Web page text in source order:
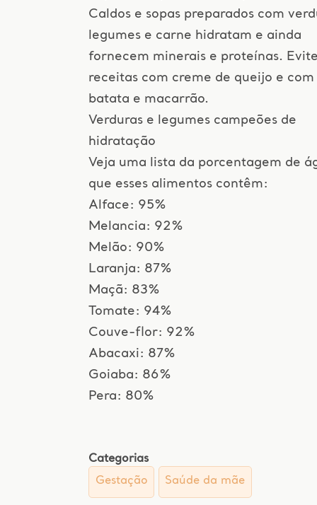
Caldos e sopas preparados com
legumes e carne hidratam e ainda
fornecem minerais e proteínas.
receitas com creme de queijo e
batata e macarrão.
Verduras e legumes campeões de
hidratação
Veja uma lista da porcentagem de
que esses alimentos contêm:
Alface: 95%
Melancia: 92%
Melão: 90%
Laranja: 87%
Maçã: 83%
Tomate: 94%
Couve-flor: 92%
Abacaxi: 87%
Goiaba: 86%
Pera: 80%
Categorias
Gestação
Saúde da mãe